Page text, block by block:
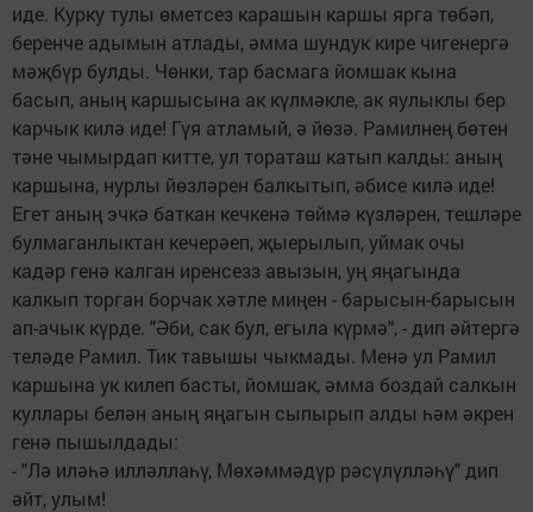
иде. Курку тулы өметсез карашын каршы ярга төбәп,
беренче адымын атлады, әмма шундук кире чигенергә
мәҗбүр булды. Чөнки, тар басмага йомшак кына
басып, аның каршысына ак күлмәкле, ак яулыклы бер
карчык килә иде! Гүя атламый, ә йөзә. Рамилнең бөтен
тәне чымырдап китте, ул тораташ катып калды: аның
каршына, нурлы йөзләрен балкытып, әбисе килә иде!
Егет аның эчкә баткан кечкенә төймә күзләрен, тешләре
булмаганлыктан кечерәеп, җыерылып, уймак очы
кадәр генә калган иренсезз авызын, уң яңагында
калкып торган борчак хәтле миңен - барысын-барысын
ап-ачык күрде. "Әби, сак бул, егыла күрмә", - дип әйтергә
теләде Рамил. Тик тавышы чыкмады. Менә ул Рамил
каршына ук килеп басты, йомшак, әмма боздай салкын
куллары белән аның яңагын сыпырып алды һәм әкрен
генә пышылдады:
- "Лә иләһә илләллаһү, Мөхәммәдүр рәсүлүлләһү" дип
әйт, улым!